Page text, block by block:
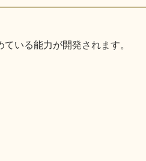
いる能力が開発されます。